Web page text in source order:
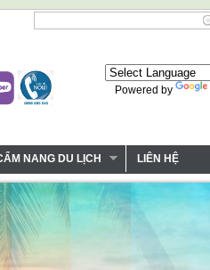
Powered by
NANG DU LỊCH LIÊN HỆ